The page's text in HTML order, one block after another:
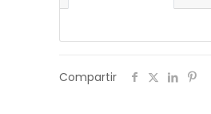
Compartir